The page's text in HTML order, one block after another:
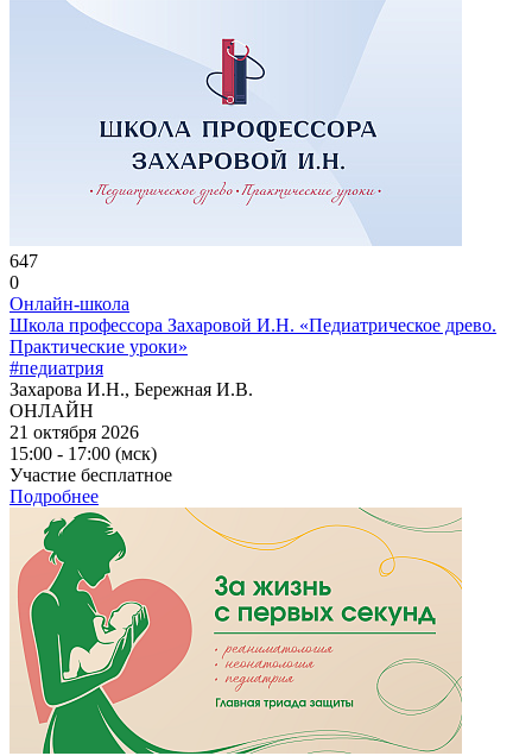
647
0
Онлайн-школа
Школа профессора Захаровой И.Н. «Педиатрическое древо.
Практические уроки»
#педиатрия
Захарова И.Н., Бережная И.В.
ОНЛАЙН
21 октября 2026
15:00 - 17:00 (мск)
Участие бесплатное
Подробнее